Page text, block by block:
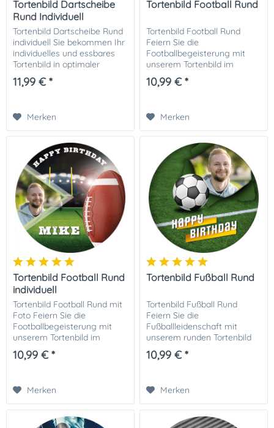
Tortenbild Dartscheibe
Rund Individuell
Tortenbild Dartscheibe Rund
individuell Sie bekommen Ihr
individuelles und essbares
Tortenbild in optimaler
Qualität auf Dekor-Plus
Zuckerpapier gedruckt. Ihrer
11,99 € *
Merken
Tortenbild Football Rund
Tortenbild Football Rund
Feiern Sie die
Footballbegeisterung mit
unserem Tortenbild im
Football-Motiv! Dieses
detailreiche Motiv ist perfekt,
10,99 € *
Merken
Tortenbild Football Rund
individuell
Tortenbild Football Rund mit
Foto Feiern Sie die
Footballbegeisterung mit
unserem Tortenbild im
Football-Motiv mit
individuellem Foto! Dieses
10,99 € *
Merken
Tortenbild Fußball Rund
Tortenbild Fußball Rund
Feiern Sie die
Fußballleidenschaft mit
unserem runden Tortenbild
im Fußballmotiv, das mit
einem persönlichen Foto
verbindet...
10,99 € *
Merken